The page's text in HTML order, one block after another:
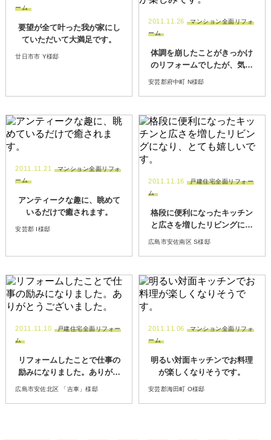
ーム
要望が全て叶った我が家にし
ていただいて大満足です。
廿日市市 Y様邸
2011.11.26
マンション全面リフォ
ーム
体調を崩したことがきっかけ
のリフォームでしたが、気持
ちのリフレッシュにもなり、
安芸郡府中町 N様邸
2011.11.21
マンション全面リフォ
ーム
アンティークな趣に、眺めて
いるだけで癒されます。
安芸郡 I様邸
2011.11.16
戸建住宅全面リフォー
ム
格段に便利になったキッチン
と広さを増したリビングにな
り、とても嬉しいです。
広島市安佐南区 S様邸
2011.11.10
戸建住宅全面リフォー
ム
リフォームしたことで仕事の
励みになりました。ありがと
うございました。
広島市安佐北区 「吉車」様邸
2011.11.06
マンション全面リフォ
ーム
明るい対面キッチンでお料理
が楽しくなりそうです。
安芸郡海田町 O様邸